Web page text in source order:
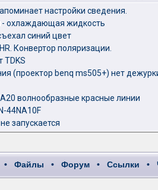
настройки сведения.
- охлаждающая жидкость
синий цвет
Конвертор поляризации.
TDKS
(проектор benq ms505+) нет
волнообразные красные линии
44NA10F
запускается
• Файлы • Форум • Ссылки •